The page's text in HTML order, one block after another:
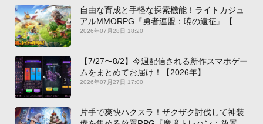
自由な育成と手軽な探索機能！ライトカジュ
アルMMORPG『勇者連盟：暁の遠征』【最
新作PICKUP】
2026年07月28日 18:20
【7/27〜8/2】今週配信される新作スマホゲー
ムをまとめてお届け！【2026年】
2026年07月27日 17:00
片手で爽快ハクスラ！ザクザク討伐して神装